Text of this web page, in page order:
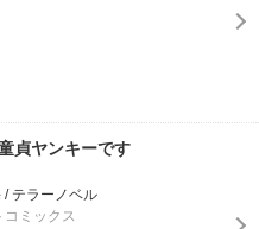
貞ヤンキーです
/ テラーノベル
コミックス